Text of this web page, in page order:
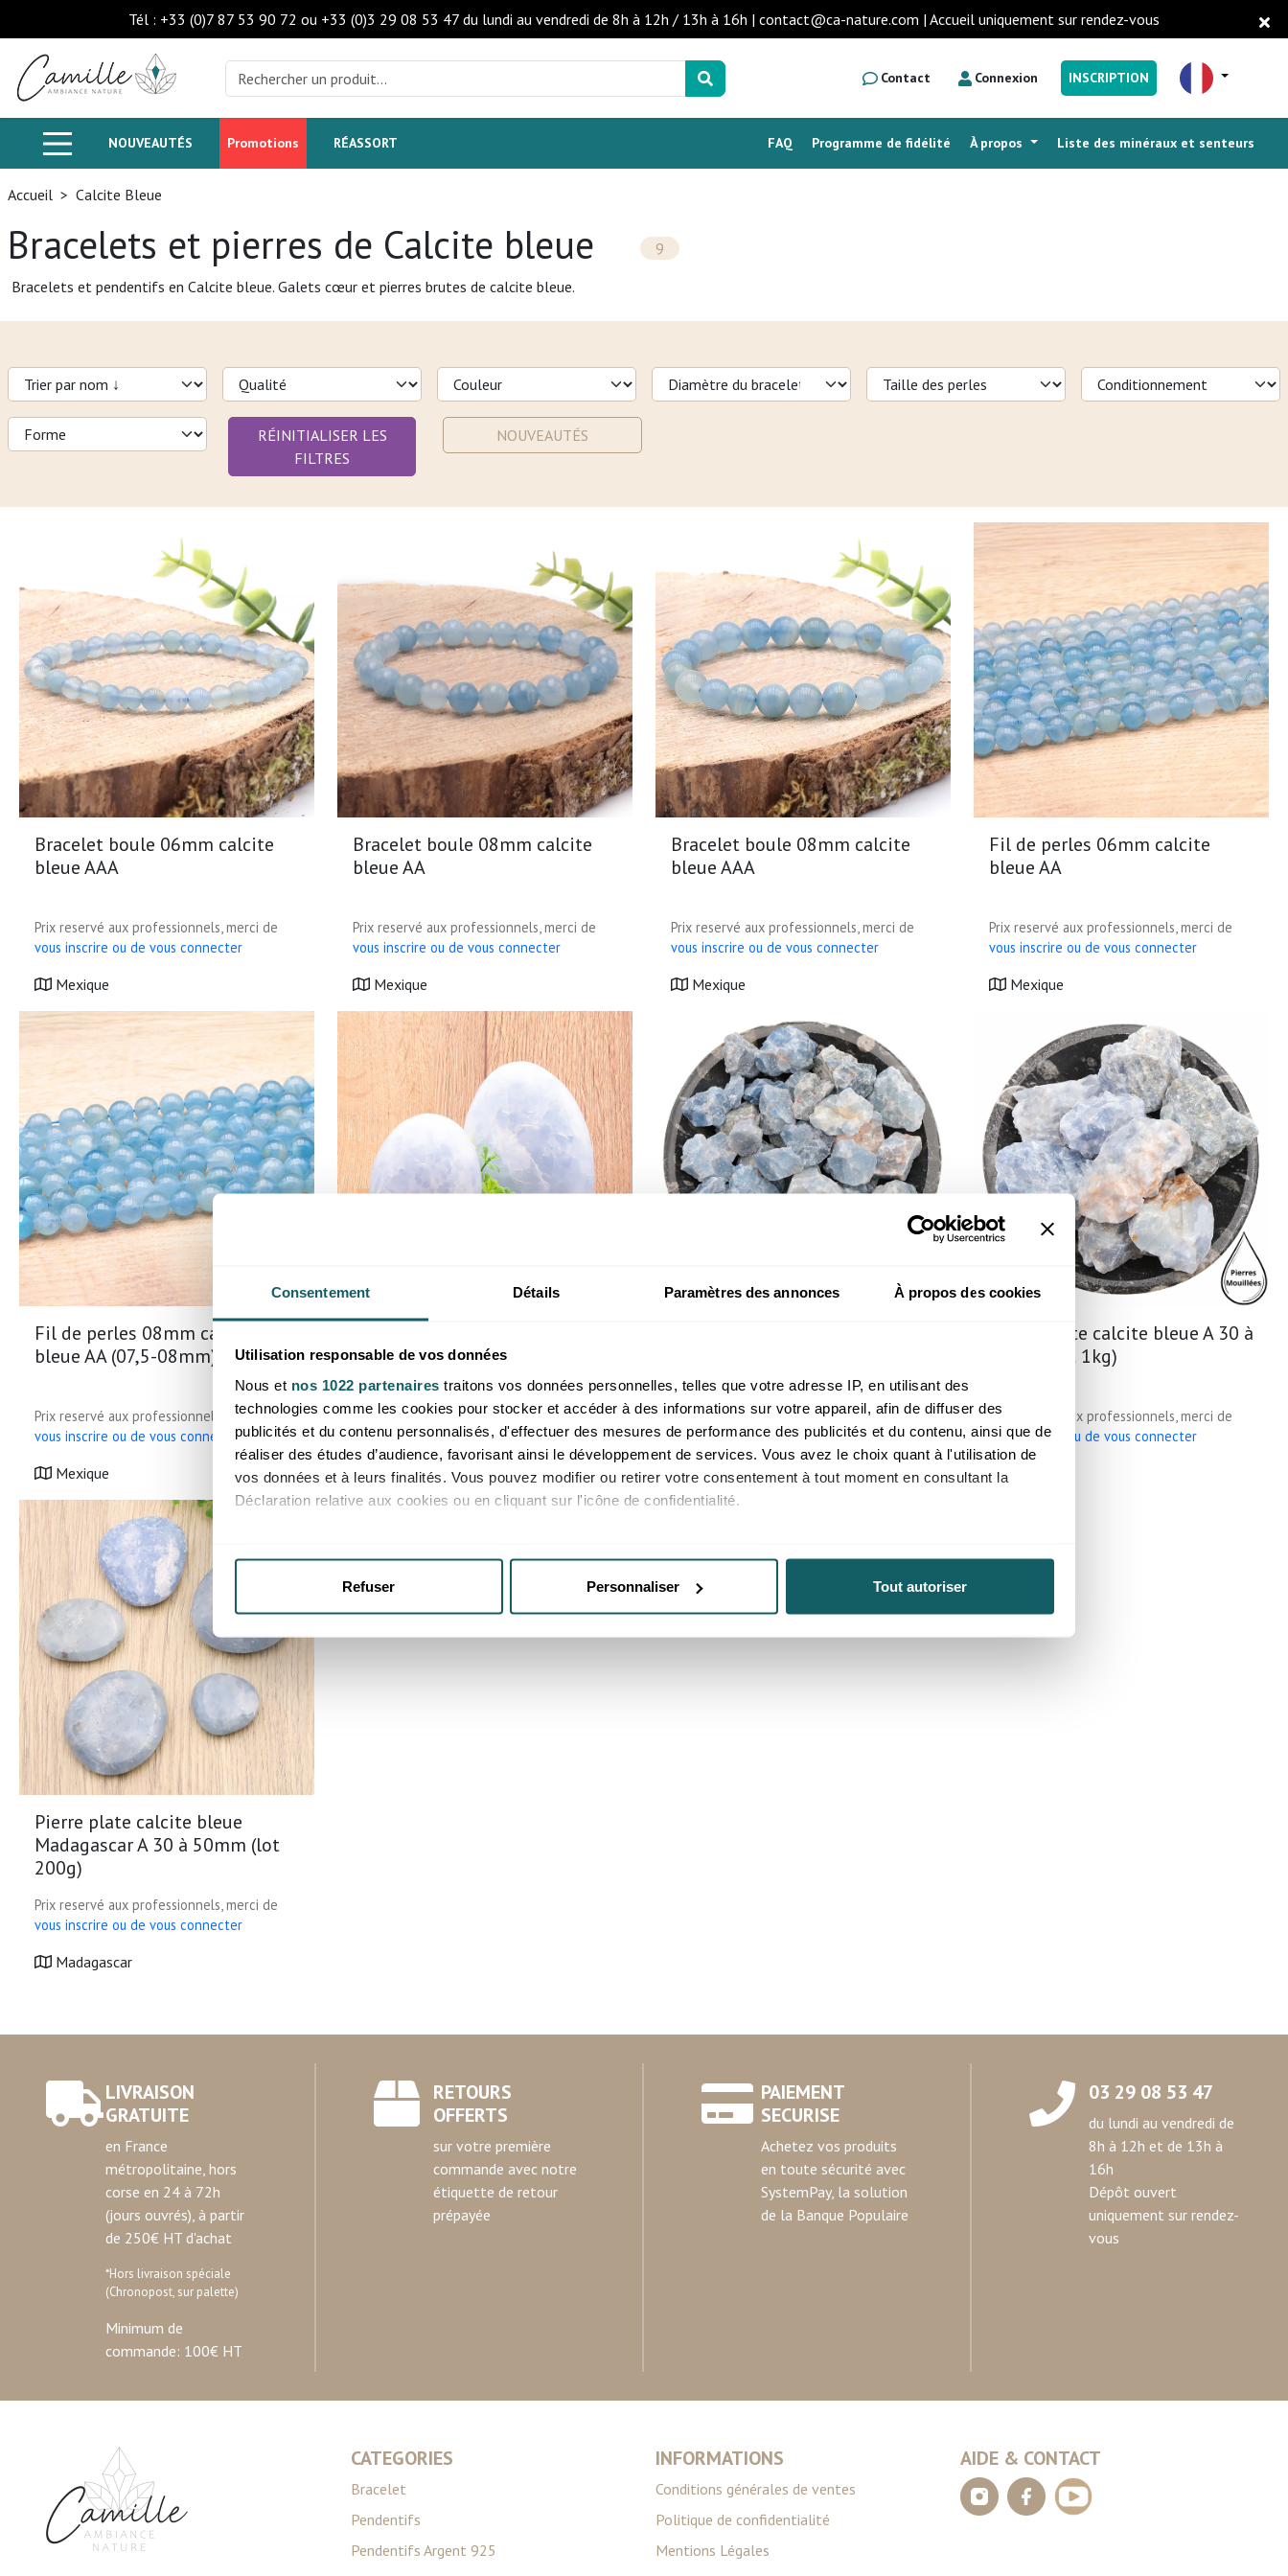
Consentement Détails Paramètres des annonces À propos des cookies
Utilisation responsable de vos données
Nous et nos 1022 partenaires traitons vos données personnelles, telles que votre adresse IP, en utilisant des
technologies comme les cookies pour stocker et accéder à des informations sur votre appareil, afin de diffuser des
publicités et du contenu personnalisés, d'effectuer des mesures de performance des publicités et du contenu, ainsi que de
réaliser des études d’audience, favorisant ainsi le développement de services. Vous avez le choix quant à l'utilisation de
vos données et à leurs finalités. Vous pouvez modifier ou retirer votre consentement à tout moment en consultant la
Déclaration relative aux cookies ou en cliquant sur l'icône de confidentialité.
Identifier votre appareil en l'analysant activement pour en relever les caractéristiques spécifiques (empreintes
digitales).
Pour en savoir plus sur le traitement de vos données personnelles et définir vos préférences, reportez-vous à la
Détails »
Les cookies nous permettent de personnaliser le contenu et les annonces, d'offrir des fonctionnalités relatives aux médias
sociaux et d'analyser notre trafic. Nous partageons également des informations sur l'utilisation de notre site avec nos
partenaires de médias sociaux, de publicité et d'analyse, qui peuvent combiner celles-ci avec d'autres informations que
vous leur avez fournies ou qu'ils ont collectées lors de votre utilisation de leurs services.
Refuser Personnaliser Tout autoriser
Tél : +33 (0)7 87 53 90 72 ou +33 (0)3 29 08 53 47 du lundi au vendredi de 8h à 12h / 13h à 16h | contact@ca-nature.com | Accueil uniquement sur rendez-vous
Contact Connexion INSCRIPTION
NOUVEAUTÉS Promotions RÉASSORT Liste des minéraux et senteurs
À propos
Programme de fidélité
FAQ
Accueil > Calcite Bleue
Bracelets et pierres de Calcite bleue
9
Bracelets et pendentifs en Calcite bleue. Galets cœur et pierres brutes de calcite bleue.
RÉINITIALISER LES
FILTRES
NOUVEAUTÉS
Bracelet boule 06mm calcite
bleue AAA
Prix reservé aux professionnels, merci de
vous inscrire ou de vous connecter
Mexique
Bracelet boule 08mm calcite
bleue AA
Prix reservé aux professionnels, merci de
vous inscrire ou de vous connecter
Mexique
Bracelet boule 08mm calcite
bleue AAA
Prix reservé aux professionnels, merci de
vous inscrire ou de vous connecter
Mexique
Fil de perles 06mm calcite
bleue AA
Prix reservé aux professionnels, merci de
vous inscrire ou de vous connecter
Mexique
Fil de perles 08mm calcite
bleue AA (07,5-08mm)
Prix reservé aux professionnels, merci de
vous inscrire ou de vous connecter
Mexique
à 700g (1 pièce)
Prix reservé aux professionnels, merci de
vous inscrire ou de vous connecter
Madagascar
Prix reservé aux professionnels, merci de
vous inscrire ou de vous connecter
Mexique
Pierre brute calcite bleue A 30 à
60mm (lot 1kg)
Prix reservé aux professionnels, merci de
vous inscrire ou de vous connecter
Mexique
Pierre plate calcite bleue
Madagascar A 30 à 50mm (lot
200g)
Prix reservé aux professionnels, merci de
vous inscrire ou de vous connecter
Madagascar
LIVRAISON
GRATUITE
en France
métropolitaine, hors
corse en 24 à 72h
(jours ouvrés), à partir
de 250€ HT d'achat
*Hors livraison spéciale
(Chronopost, sur palette)
Minimum de
commande: 100€ HT
RETOURS
OFFERTS
sur votre première
commande avec notre
étiquette de retour
prépayée
PAIEMENT
SECURISE
Achetez vos produits
en toute sécurité avec
SystemPay, la solution
de la Banque Populaire
03 29 08 53 47
du lundi au vendredi de
8h à 12h et de 13h à
16h
Dépôt ouvert
uniquement sur rendez-
vous
CATEGORIES
Bracelet
Pendentifs
Pendentifs Argent 925
INFORMATIONS
Conditions générales de ventes
Politique de confidentialité
Mentions Légales
AIDE & CONTACT